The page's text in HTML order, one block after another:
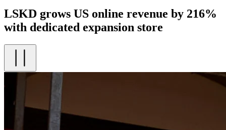
LSKD grows US online revenue by 216%
with dedicated expansion store